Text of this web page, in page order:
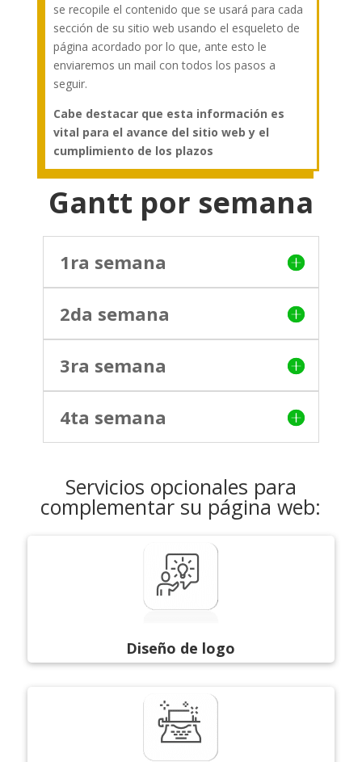
se recopile el contenido que se usará para cada
sección de su sitio web usando el esqueleto de
página acordado por lo que, ante esto le
enviaremos un mail con todos los pasos a
seguir.
Cabe destacar que esta información es
vital para el avance del sitio web y el
cumplimiento de los plazos
Gantt por semana
1ra semana
2da semana
3ra semana
4ta semana
Servicios opcionales para
complementar su página web:
Diseño de logo